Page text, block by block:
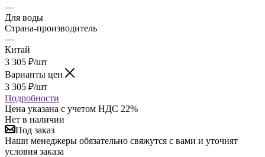
—
Для воды
Страна-производитель
—
Китай
3 305 ₽/шт
Варианты цен
3 305 ₽/шт
Подробности
Цена указана с учетом НДС 22%
Нет в наличии
Под заказ
Наши менеджеры обязательно свяжутся с вами и уточнят
условия заказа